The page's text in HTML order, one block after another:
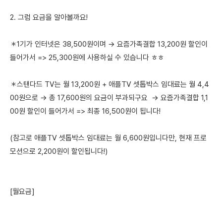
2. 그럼 요금을 알아볼까요!
＊1기가 인터넷은 38,500원이며 → 요즘가족결합 13,200원 할인이
들어가서 => 25,300원에 사용하실 수 있습니다 ㅎㅎ
＊스탠다드 TV는 월 13,200원 + 애플TV 셋톱박스 임대료는 월 4,4
00원으로 → 총 17,600원의 요금이 부과되구요 → 요즘가족결합 1,1
00원 할인이 들어가서 => 최종 16,500원이 됩니다!
(참고로 애플TV 셋톱박스 임대료는 월 6,600원입니다만, 현재 프로
모션으로 2,200원이 할인됩니다!)
[월요금]